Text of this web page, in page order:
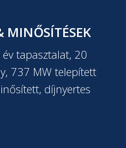
MINŐSÍTÉSEK
tapasztalat, 20
737 MW telepített
díjnyertes